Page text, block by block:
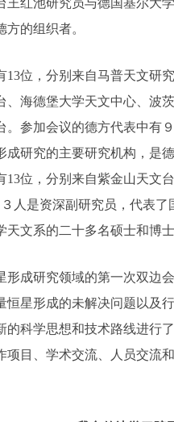
方的组织者。
位，分别来自马普天文研
、海德堡大学天文中心、波
。参加会议的德方代表中有
成研究的主要研究机构，是
13位，分别来自紫金山天文
人是资深副研究员，代表
文系的二十多名硕士和博
研究领域的第一次双边
星形成的未解决问题以及
的科学思想和技术路线进行
项目、学术交流、人员交流